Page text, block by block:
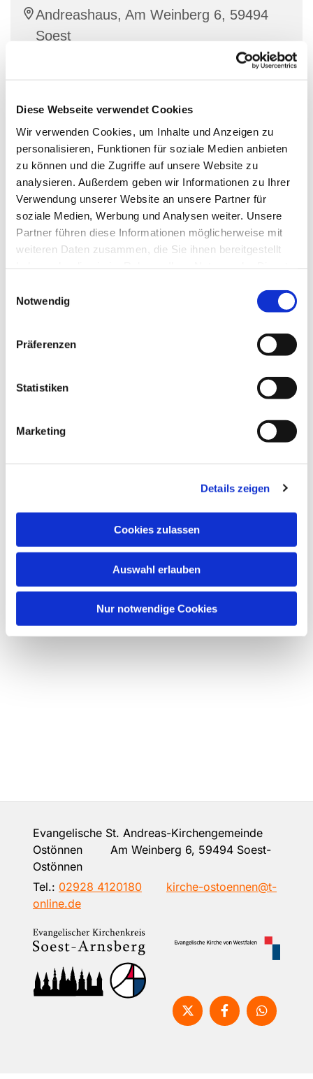
Diese Webseite verwendet Cookies
Wir verwenden Cookies, um Inhalte und Anzeigen zu
personalisieren, Funktionen für soziale Medien anbieten
zu können und die Zugriffe auf unsere Website zu
analysieren. Außerdem geben wir Informationen zu Ihrer
Verwendung unserer Website an unsere Partner für
soziale Medien, Werbung und Analysen weiter. Unsere
Partner führen diese Informationen möglicherweise mit
weiteren Daten zusammen, die Sie ihnen bereitgestellt
Notwendig
Präferenzen
Statistiken
Marketing
Details zeigen
Cookies zulassen
Auswahl erlauben
Nur notwendige Cookies
Andreashaus, Am Weinberg 6, 59494
Soest
Dies könnte Sie auch
Evangelische St. Andreas-Kirchengemeinde
Ostönnen Am Weinberg 6, 59494 Soest-
Ostönnen
Tel.: 02928 4120180
kirche-ostoennen@t-
online.de